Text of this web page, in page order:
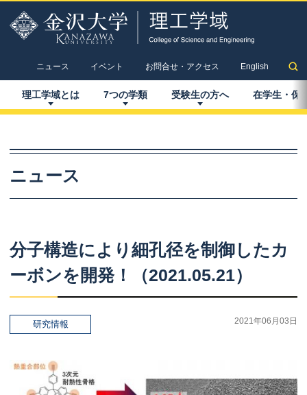
ニュース イベント お問合せ・アクセス English
理工学域とは 7つの学類 受験生の方へ 在学生 ・ 保
ニュース
分子構造により 細孔径を制御した カ
ーボンを 開発！ （2021.05.21）
研究情報 2021年06月03日